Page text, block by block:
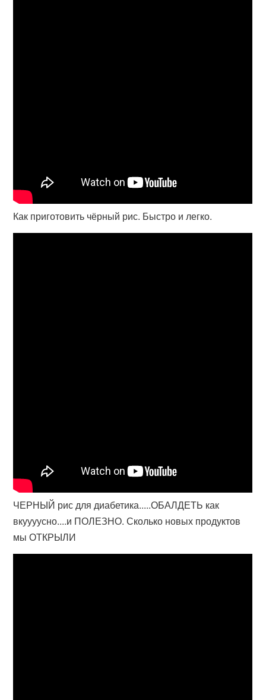
Как приготовить чёрный рис. Быстро и легко.
ЧЕРНЫЙ рис для диабетика.....ОБАЛДЕТЬ как
вкуууусно....и ПОЛЕЗНО. Сколько новых продуктов
мы ОТКРЫЛИ